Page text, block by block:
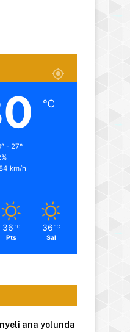
℃
- 27º
km/h
36 ℃
Pts
36 ℃
Sal
ana yolunda